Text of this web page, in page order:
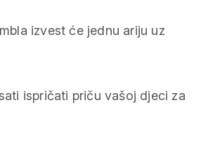
izvest će jednu ariju uz
ispričati priču vašoj djeci za